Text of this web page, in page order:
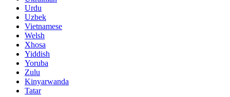
Urdu
Uzbek
Vietnamese
Welsh
Xhosa
Yiddish
Yoruba
Zulu
Kinyarwanda
Tatar